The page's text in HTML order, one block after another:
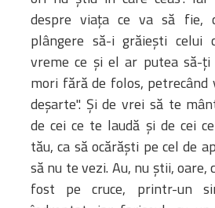
Statutele și
Scrisori
Bibliotecă
Resurse
Opinii
Din viața
diecezei
CSDE
Cuvântul
despre viaţa ce va să fie,
plângere să-i grăieşti celui
vreme ce şi el ar putea să-ţi
mori fără de folos, petrecând
deşarte". Şi de vrei să te
de cei ce te laudă şi de cei
tău, ca să ocărăşti pe cel de
să nu te vezi. Au, nu ştii, oare,
fost pe cruce, printr-un